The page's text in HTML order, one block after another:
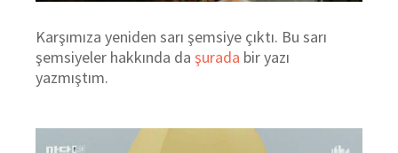
Karşımıza yeniden sarı şemsiye çıktı. Bu sarı
şemsiyeler hakkında da şurada bir yazı
yazmıştım.